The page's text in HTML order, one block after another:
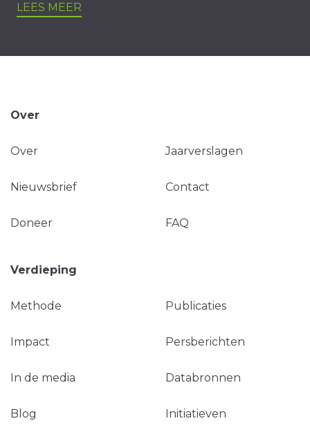
LEES MEER
Over
Over Jaarverslagen
Nieuwsbrief Contact
Doneer FAQ
Verdieping
Methode Publicaties
Impact Persberichten
In de media Databronnen
Blog Initiatieven